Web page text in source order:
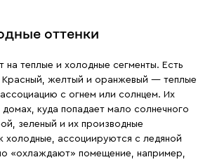
оттенки
на теплые и холодные сегменты. Есть
Красный, желтый и оранжевый — теплые
с огнем или солнцем. Их
куда попадает мало солнечного
зеленый и их производные
холодные, ассоциируются с ледяной
«охлаждают» помещение, например,